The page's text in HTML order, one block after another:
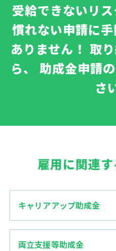
受給できないリス
慣れない申請に
ありません！ 取
ら、
助成金申請
さ
雇用に関連
キャリアアップ助成金
両立支援等助成金